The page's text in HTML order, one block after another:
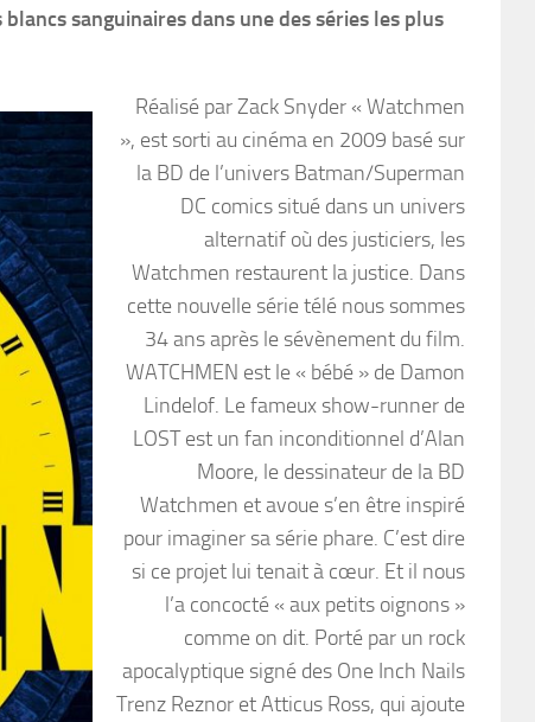
sanguinaires dans une des séries les plus
Réalisé par Zack Snyder « Watchmen
», est sorti au cinéma en 2009 basé sur
la BD de l’univers Batman/Superman
DC comics situé dans un univers
alternatif où des justiciers, les
Watchmen restaurent la justice. Dans
cette nouvelle série télé nous sommes
34 ans après le sévènement du film.
WATCHMEN est le « bébé » de Damon
Lindelof. Le fameux show-runner de
LOST est un fan inconditionnel d’Alan
Moore, le dessinateur de la BD
Watchmen et avoue s’en être inspiré
pour imaginer sa série phare. C’est dire
si ce projet lui tenait à cœur. Et il nous
l’a concocté « aux petits oignons »
comme on dit. Porté par un rock
apocalyptique signé des One Inch Nails
Trenz Reznor et Atticus Ross, qui ajoute